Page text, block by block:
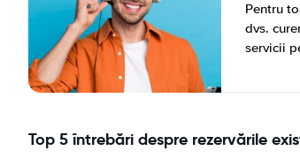
Pentru
dvs.
servicii
Top 5 întrebări despre rezervările